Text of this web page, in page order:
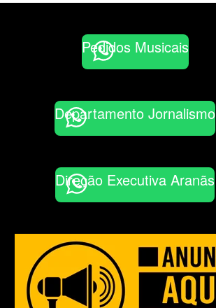
Pedidos Musicais
Departamento Jornalismo
Direção Executiva Aranãs